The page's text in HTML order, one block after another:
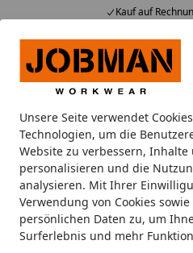
Unsere Seite verwendet
Technologien, um die
Website zu verbessern, Inhalte
personalisieren und die
analysieren. Mit Ihrer
Verwendung von Cookies
persönlichen Daten zu, um
Surferlebnis und mehr
Kauf auf
Alle Produkte
Mein Konto
Suchen
Startseite
Wie kann ich mich vom
Wie kann ich mich
abmelden?
Sie können unseren
abbestellen. Dafür klicken Sie